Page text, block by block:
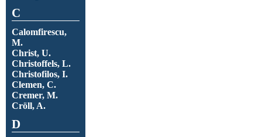
C
Calomfirescu,
M.
Christ, U.
Christoffels, L.
Christofilos, I.
Clemen, C.
Cremer, M.
Cröll, A.
D